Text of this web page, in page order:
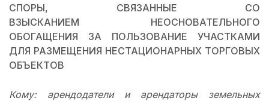
СПОРЫ, СВЯЗАННЫЕ СО
ВЗЫСКАНИЕМ НЕОСНОВАТЕЛЬНОГО
ОБОГАЩЕНИЯ ЗА ПОЛЬЗОВАНИЕ УЧАСТКАМИ
ДЛЯ РАЗМЕЩЕНИЯ НЕСТАЦИОНАРНЫХ ТОРГОВЫХ
ОБЪЕКТОВ
Кому: арендодатели и арендаторы земельных